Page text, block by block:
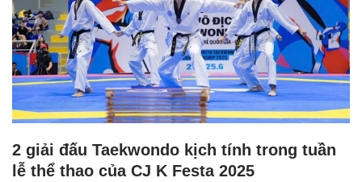
2 giải đấu Taekwondo kịch tính trong tuần
lễ thể thao của CJ K Festa 2025